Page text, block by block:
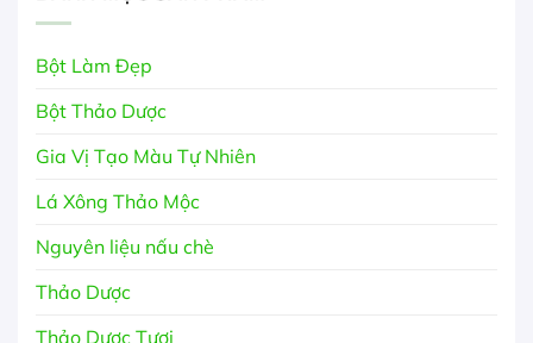
Bột Làm Đẹp
Bột Thảo Dược
Gia Vị Tạo Màu Tự Nhiên
Lá Xông Thảo Mộc
Nguyên liệu nấu chè
Thảo Dược
Thảo Dược Tươi